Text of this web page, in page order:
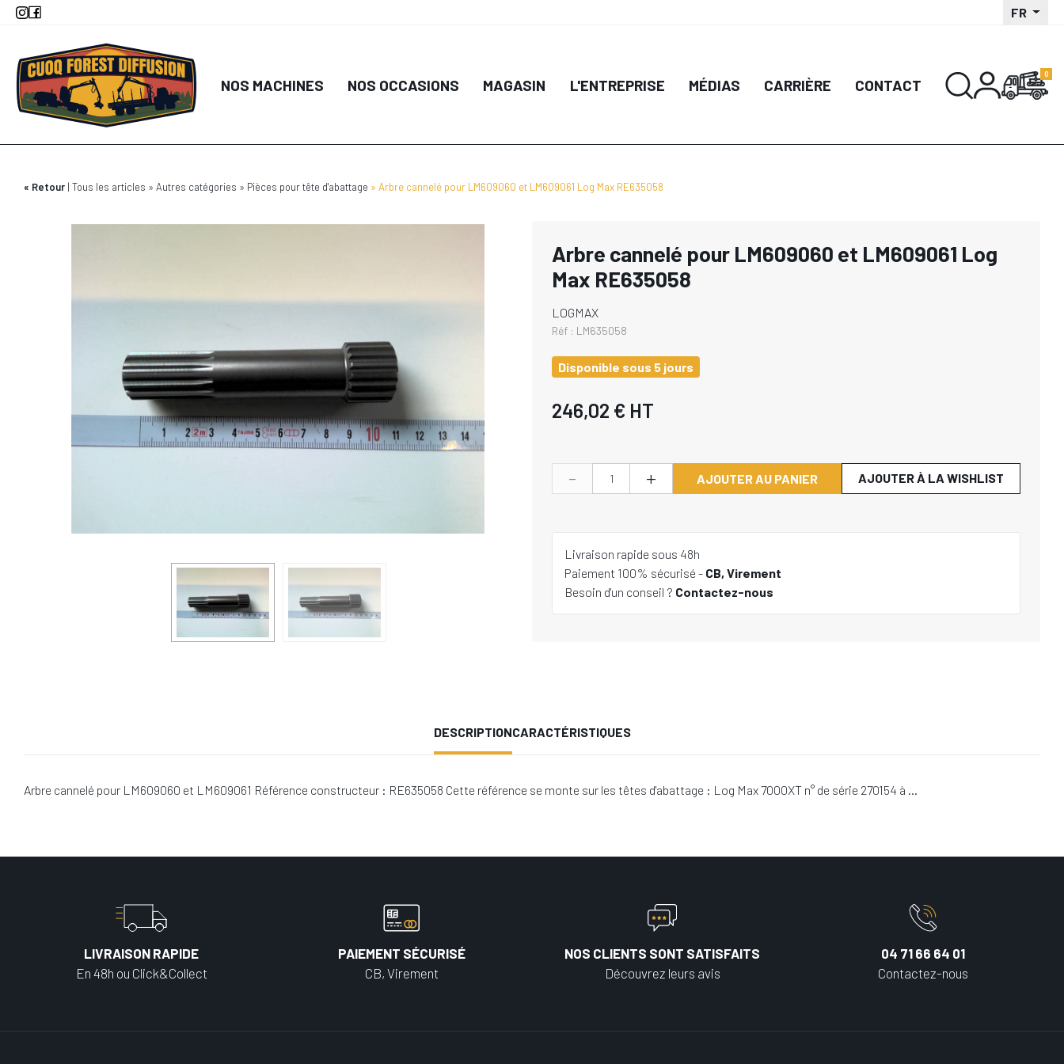
Aller
principal
FR
NOS MACHINES NOS OCCASIONS MAGASIN L'ENTREPRISE MÉDIAS CARRIÈRE CONTACT
Retour Tous les articles Autres catégories Pièces pour tête d'abattage Arbre cannelé pour LM609060 et LM609061 Log Max RE635058
Arbre cannelé pour LM609060 et LM609061 Log
Max RE635058
LOGMAX
Réf : LM635058
Disponible sous 5 jours
246,02 € HT
- + AJOUTER AU PANIER AJOUTER À LA WISHLIST
Livraison rapide sous 48h
Paiement 100% sécurisé - CB, Virement
Besoin d'un conseil ? Contactez-nous
DESCRIPTIONCARACTÉRISTIQUES
Arbre cannelé pour LM609060 et LM609061 Référence constructeur : RE635058 Cette référence se monte sur les têtes d'abattage : Log Max 7000XT n° de série 270154 à …
LIVRAISON RAPIDE
En 48h ou Click&Collect
PAIEMENT SÉCURISÉ
CB, Virement
NOS CLIENTS SONT SATISFAITS
Découvrez leurs avis
04 71 66 64 01
Contactez-nous